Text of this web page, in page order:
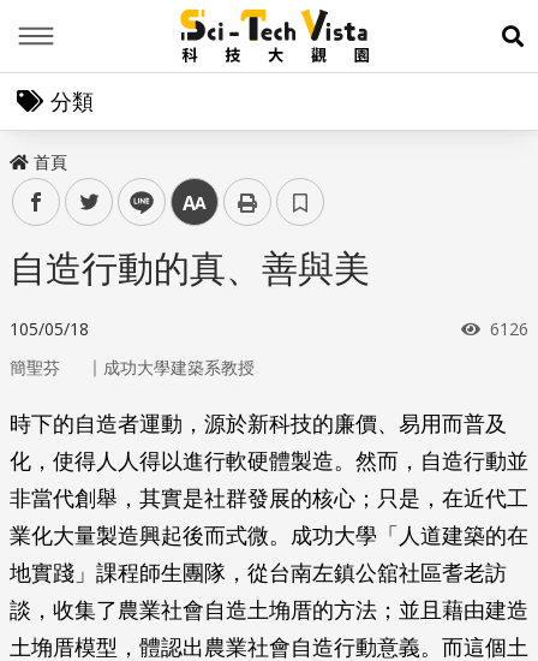
展
分類
首頁
facebooktwitter line 中
自造行動的真、善與美
105/05/18 瀏覽
6126
簡聖芬 ｜ 成功大學建築系教授
時下的自造者運動，源於新科技的廉價、易用而普及
化，使得人人得以進行軟硬體製造。然而，自造行動並
非當代創舉，其實是社群發展的核心；只是，在近代工
業化大量製造興起後而式微。成功大學「人道建築的在
地實踐」課程師生團隊，從台南左鎮公舘社區耆老訪
談，收集了農業社會自造土埆厝的方法；並且藉由建造
土埆厝模型，體認出農業社會自造行動意義。而這個土